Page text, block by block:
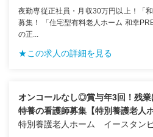
夜勤専従正社員・月収30万円以上！「
募集！ 「住宅型有料老人ホーム 和幸
の正...
★この求人の詳細を見る
オンコールなし◎賞与年3回！残
特養の看護師募集【特別養護老人
特別養護老人ホーム イースタン